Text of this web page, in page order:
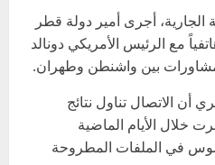
الجارية، أجرى أمير دولة قطر
مع الرئيس الأمريكي دونالد
بين واشنطن وطهران.
أن الاتصال تناول نتائج
خلال الأيام الماضية
في الملفات المطروحة